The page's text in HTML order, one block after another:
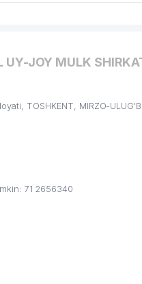
UY-JOY MULK
TOSHKENT, MIRZO-
71 2656340